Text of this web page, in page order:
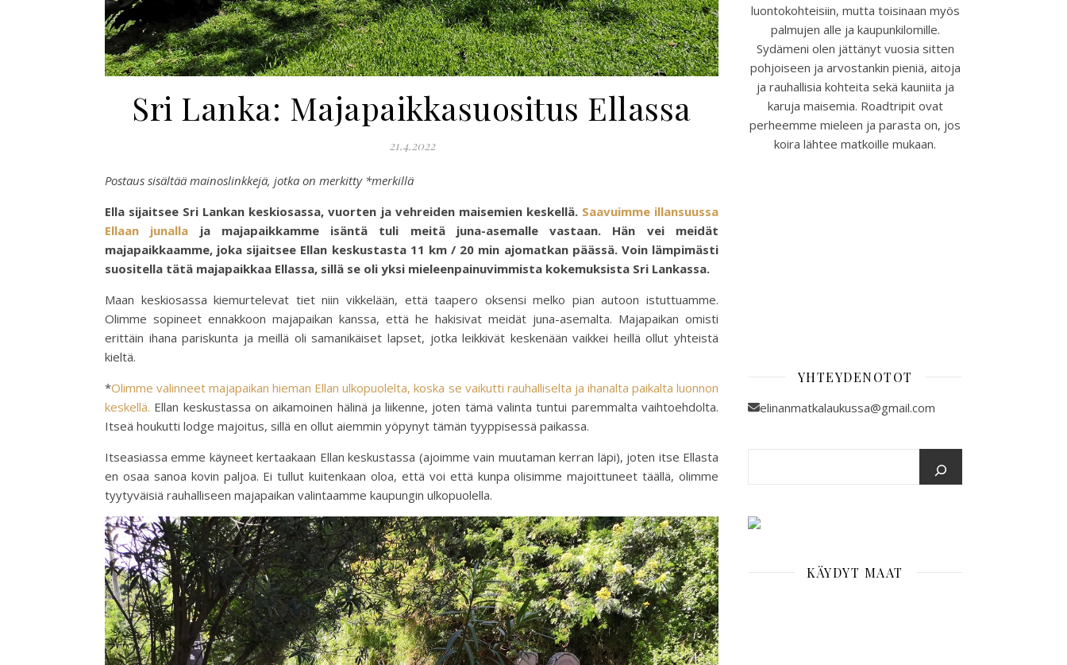
Sri Lanka: Majapaikkasuositus Ellassa
21.4.2022
Postaus sisältää mainoslinkkejä, jotka on merkitty *merkillä
Ella sijaitsee Sri Lankan keskiosassa, vuorten ja vehreiden maisemien keskellä. Saavuimme illansuussa
Ellaan junalla ja majapaikkamme isäntä tuli meitä juna-asemalle vastaan. Hän vei meidät
majapaikkaamme, joka sijaitsee Ellan keskustasta 11 km / 20 min ajomatkan päässä. Voin lämpimästi
suositella tätä majapaikkaa Ellassa, sillä se oli yksi mieleenpainuvimmista kokemuksista Sri Lankassa.
Maan keskiosassa kiemurtelevat tiet niin vikkelään, että taapero oksensi melko pian autoon istuttuamme.
Olimme sopineet ennakkoon majapaikan kanssa, että he hakisivat meidät juna-asemalta. Majapaikan omisti
erittäin ihana pariskunta ja meillä oli samanikäiset lapset, jotka leikkivät keskenään vaikkei heillä ollut yhteistä
kieltä.
*Olimme valinneet majapaikan hieman Ellan ulkopuolelta, koska se vaikutti rauhalliselta ja ihanalta paikalta luonnon
keskellä. Ellan keskustassa on aikamoinen hälinä ja liikenne, joten tämä valinta tuntui paremmalta vaihtoehdolta.
Itseä houkutti lodge majoitus, sillä en ollut aiemmin yöpynyt tämän tyyppisessä paikassa.
Itseasiassa emme käyneet kertaakaan Ellan keskustassa (ajoimme vain muutaman kerran läpi), joten itse Ellasta
en osaa sanoa kovin paljoa. Ei tullut kuitenkaan oloa, että voi että kunpa olisimme majoittuneet täällä, olimme
tyytyväisiä rauhalliseen majapaikan valintaamme kaupungin ulkopuolella.
luontokohteisiin, mutta toisinaan myös
palmujen alle ja kaupunkilomille.
Sydämeni olen jättänyt vuosia sitten
pohjoiseen ja arvostankin pieniä, aitoja
ja rauhallisia kohteita sekä kauniita ja
karuja maisemia. Roadtripit ovat
perheemme mieleen ja parasta on, jos
koira lähtee matkoille mukaan.
YHTEYDENOTOT
elinanmatkalaukussa@gmail.com
KÄYDYT MAAT